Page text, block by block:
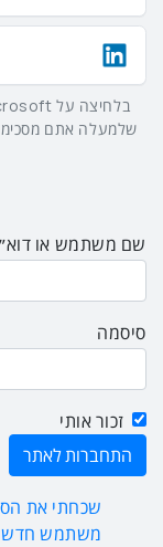
שלמעלה אתם
שם משתמש או
סיסמה
זכור אותי
שכחתי את
משתמש חדש